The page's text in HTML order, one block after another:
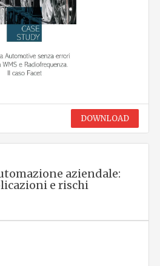
DOWNLOAD
aziendale:
e rischi